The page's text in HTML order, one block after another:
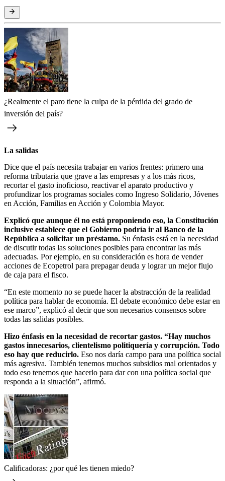
¿Realmente el paro tiene la culpa de la pérdida del grado de
inversión del país?
La salidas
Dice que el país necesita trabajar en varios frentes: primero una
reforma tributaria que grave a las empresas y a los más ricos,
recortar el gasto inoficioso, reactivar el aparato productivo y
profundizar los programas sociales como Ingreso Solidario, Jóvenes
en Acción, Familias en Acción y Colombia Mayor.
Explicó que aunque él no está proponiendo eso, la Constitución
inclusive establece que el Gobierno podría ir al Banco de la
República a solicitar un préstamo. Su énfasis está en la necesidad
de discutir todas las soluciones posibles para encontrar las más
adecuadas. Por ejemplo, en su consideración es hora de vender
acciones de Ecopetrol para prepagar deuda y lograr un mejor flujo
de caja para el fisco.
“En este momento no se puede hacer la abstracción de la realidad
política para hablar de economía. El debate económico debe estar en
ese marco”, explicó al decir que son necesarios consensos sobre
todas las salidas posibles.
Hizo énfasis en la necesidad de recortar gastos. “Hay muchos
gastos innecesarios, clientelismo politiquería y corrupción. Todo
eso hay que reducirlo. Eso nos daría campo para una política social
más agresiva. También tenemos muchos subsidios mal orientados y
todo eso tenemos que hacerlo para dar con una política social que
responda a la situación”, afirmó.
Calificadoras: ¿por qué les tienen miedo?